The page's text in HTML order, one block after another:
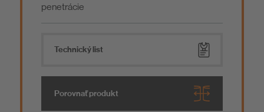
penetrácie
Technický list
Porovnať produkt